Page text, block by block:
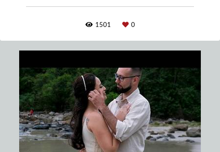
1501 0